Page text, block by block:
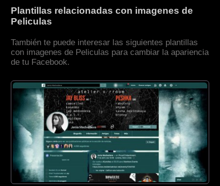
Plantillas relacionadas con imagenes de
Peliculas
También te puede interesar las siguientes plantillas
con imagenes de Peliculas para cambiar la apariencia
de tu Facebook.